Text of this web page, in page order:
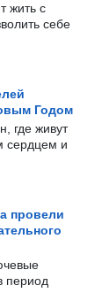
жить с
себе
Годом
где живут
сердцем и
провели
период